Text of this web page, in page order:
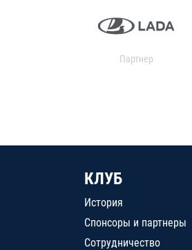
Партнер
КЛУБ
История
Спонсоры и партнеры
Сотрудничество